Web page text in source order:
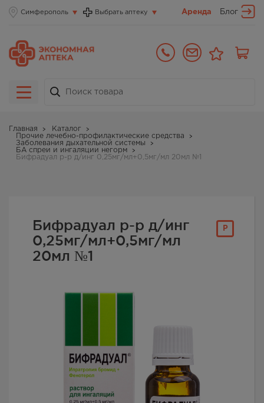
Симферополь Выбрать аптеку Аренда Блог
Главная
Каталог
Прочие лечебно-профилактические средства
Заболевания дыхательной системы
БА спреи и ингаляции негорм
Бифрадуал р-р д/инг 0,25мг/мл+0,5мг/мл 20мл №1
Р
Бифрадуал р-р д/инг
0,25мг/мл+0,5мг/мл
20мл №1